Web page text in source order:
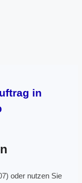
in
oder nutzen Sie